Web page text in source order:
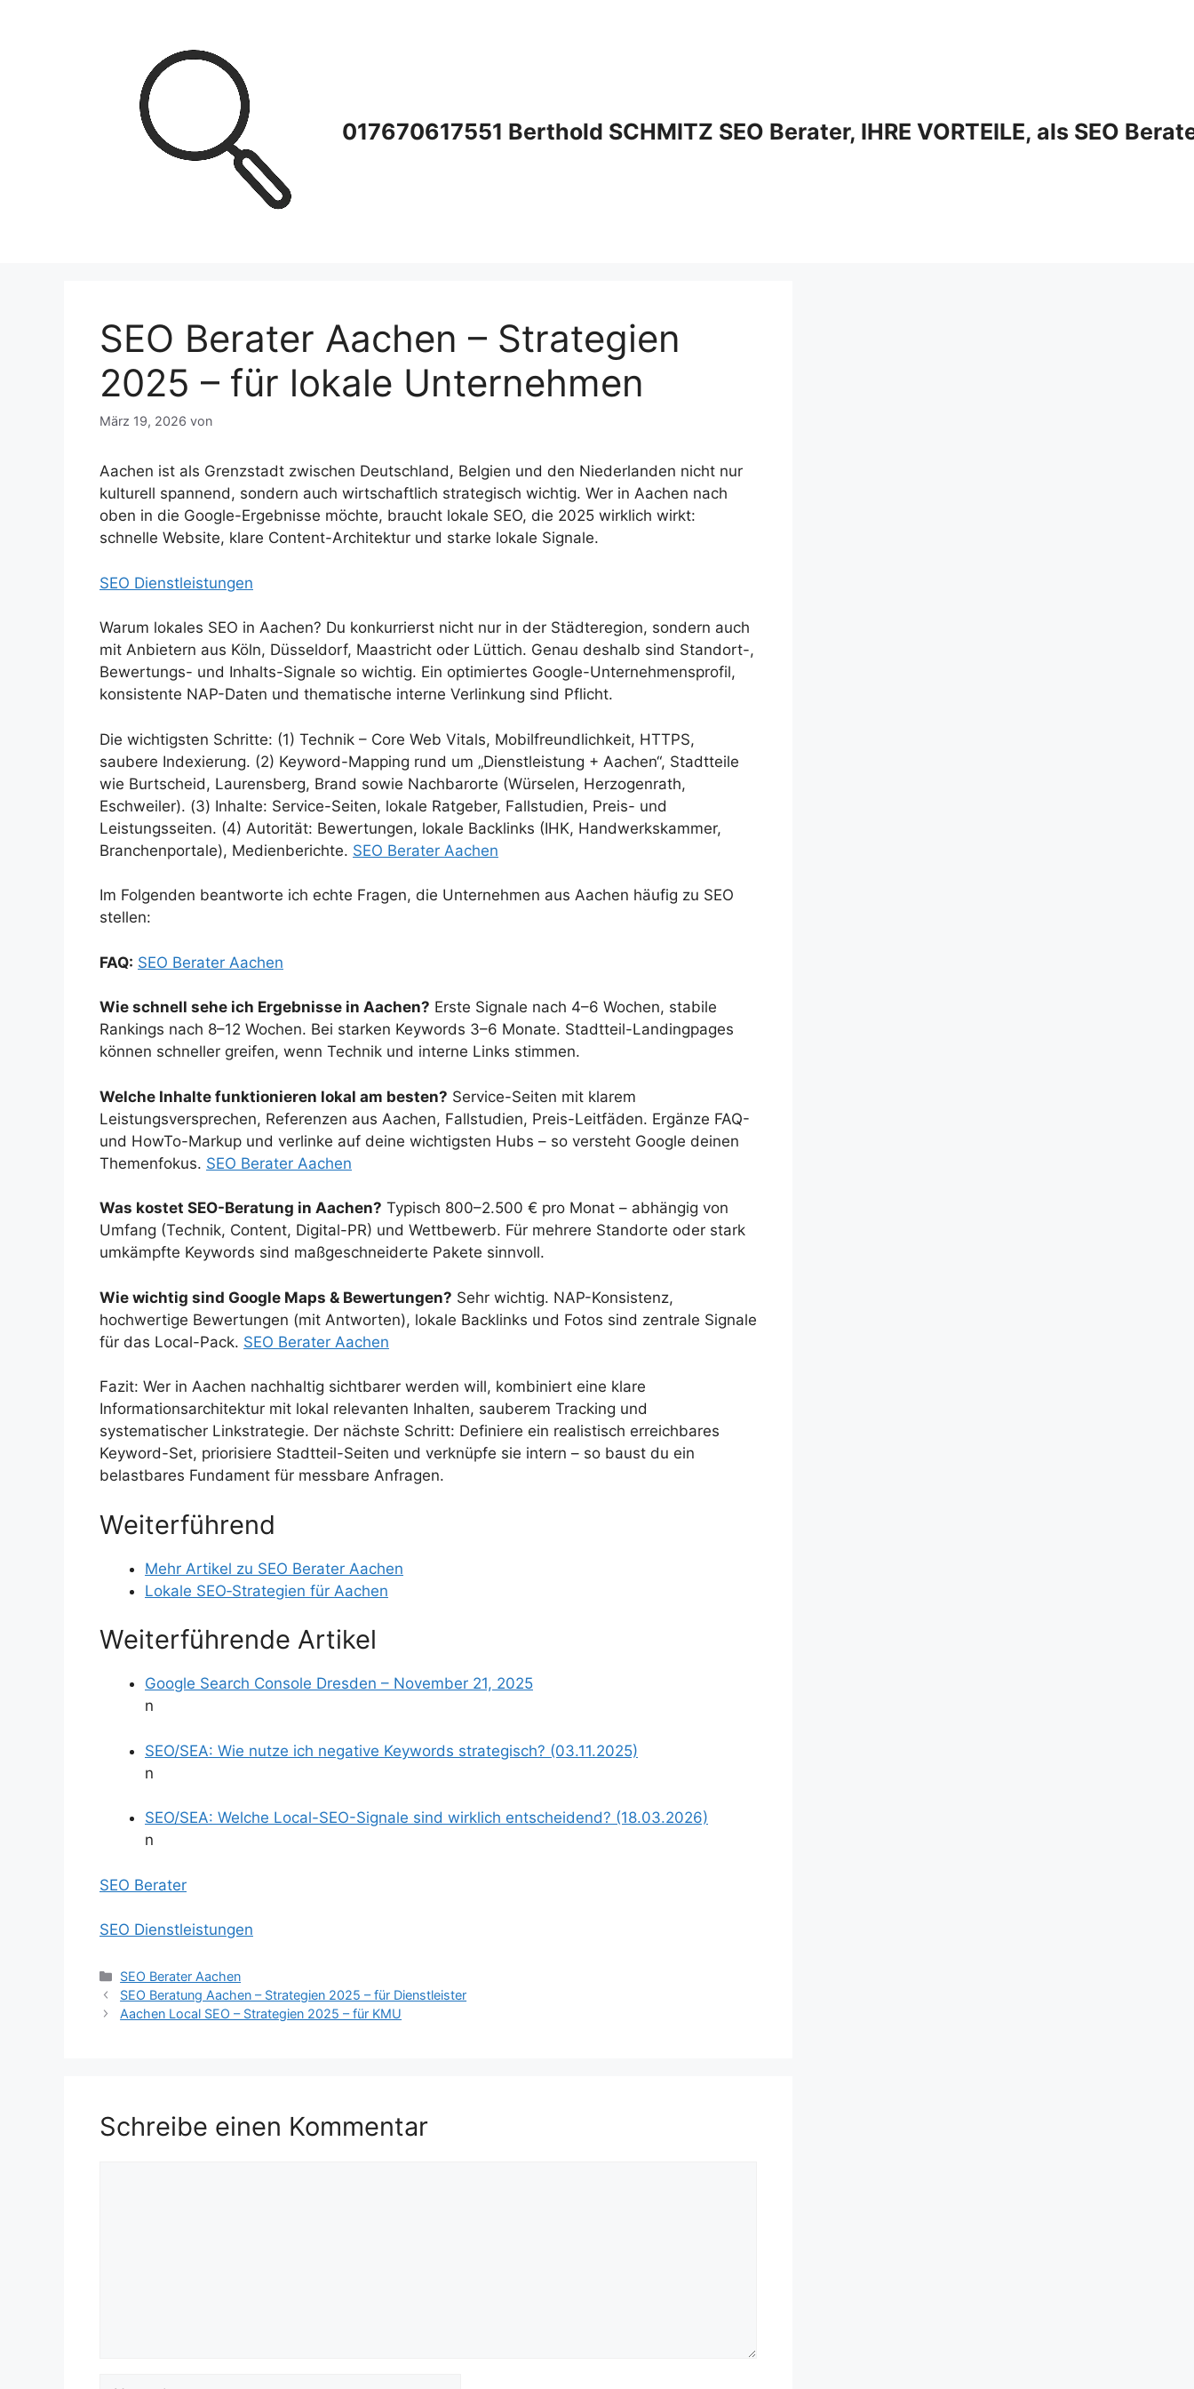
017670617551 Berthold SCHMITZ SEO Berater, IHRE VORTEILE, als SEO
SEO Berater Aachen – Strategien
2025 – für lokale Unternehmen
März 19, 2026 von
Aachen ist als Grenzstadt zwischen Deutschland, Belgien und den Niederlanden nicht nur
kulturell spannend, sondern auch wirtschaftlich strategisch wichtig. Wer in Aachen nach
oben in die Google-Ergebnisse möchte, braucht lokale SEO, die 2025 wirklich wirkt:
schnelle Website, klare Content-Architektur und starke lokale Signale.
SEO Dienstleistungen
Warum lokales SEO in Aachen? Du konkurrierst nicht nur in der Städteregion, sondern auch
mit Anbietern aus Köln, Düsseldorf, Maastricht oder Lüttich. Genau deshalb sind Standort-,
Bewertungs- und Inhalts-Signale so wichtig. Ein optimiertes Google-Unternehmensprofil,
konsistente NAP-Daten und thematische interne Verlinkung sind Pflicht.
Die wichtigsten Schritte: (1) Technik – Core Web Vitals, Mobilfreundlichkeit, HTTPS,
saubere Indexierung. (2) Keyword-Mapping rund um „Dienstleistung + Aachen“, Stadtteile
wie Burtscheid, Laurensberg, Brand sowie Nachbarorte (Würselen, Herzogenrath,
Eschweiler). (3) Inhalte: Service-Seiten, lokale Ratgeber, Fallstudien, Preis- und
Leistungsseiten. (4) Autorität: Bewertungen, lokale Backlinks (IHK, Handwerkskammer,
Branchenportale), Medienberichte. SEO Berater Aachen
Im Folgenden beantworte ich echte Fragen, die Unternehmen aus Aachen häufig zu SEO
stellen:
FAQ: SEO Berater Aachen
Wie schnell sehe ich Ergebnisse in Aachen? Erste Signale nach 4–6 Wochen, stabile
Rankings nach 8–12 Wochen. Bei starken Keywords 3–6 Monate. Stadtteil-Landingpages
können schneller greifen, wenn Technik und interne Links stimmen.
Welche Inhalte funktionieren lokal am besten? Service-Seiten mit klarem
Leistungsversprechen, Referenzen aus Aachen, Fallstudien, Preis-Leitfäden. Ergänze FAQ-
und HowTo-Markup und verlinke auf deine wichtigsten Hubs – so versteht Google deinen
Themenfokus. SEO Berater Aachen
Was kostet SEO-Beratung in Aachen? Typisch 800–2.500 € pro Monat – abhängig von
Umfang (Technik, Content, Digital-PR) und Wettbewerb. Für mehrere Standorte oder stark
umkämpfte Keywords sind maßgeschneiderte Pakete sinnvoll.
Wie wichtig sind Google Maps & Bewertungen? Sehr wichtig. NAP-Konsistenz,
hochwertige Bewertungen (mit Antworten), lokale Backlinks und Fotos sind zentrale Signale
für das Local-Pack. SEO Berater Aachen
Fazit: Wer in Aachen nachhaltig sichtbarer werden will, kombiniert eine klare
Informationsarchitektur mit lokal relevanten Inhalten, sauberem Tracking und
systematischer Linkstrategie. Der nächste Schritt: Definiere ein realistisch erreichbares
Keyword-Set, priorisiere Stadtteil-Seiten und verknüpfe sie intern – so baust du ein
belastbares Fundament für messbare Anfragen.
Weiterführend
Mehr Artikel zu SEO Berater Aachen
Lokale SEO‑Strategien für Aachen
Weiterführende Artikel
Google Search Console Dresden – November 21, 2025
n
SEO/SEA: Wie nutze ich negative Keywords strategisch? (03.11.2025)
n
SEO/SEA: Welche Local-SEO-Signale sind wirklich entscheidend? (18.03.2026)
n
SEO Berater
SEO Dienstleistungen
Kategorien
SEO Berater Aachen
SEO Beratung Aachen – Strategien 2025 – für Dienstleister
Aachen Local SEO – Strategien 2025 – für KMU
Schreibe einen Kommentar
Name